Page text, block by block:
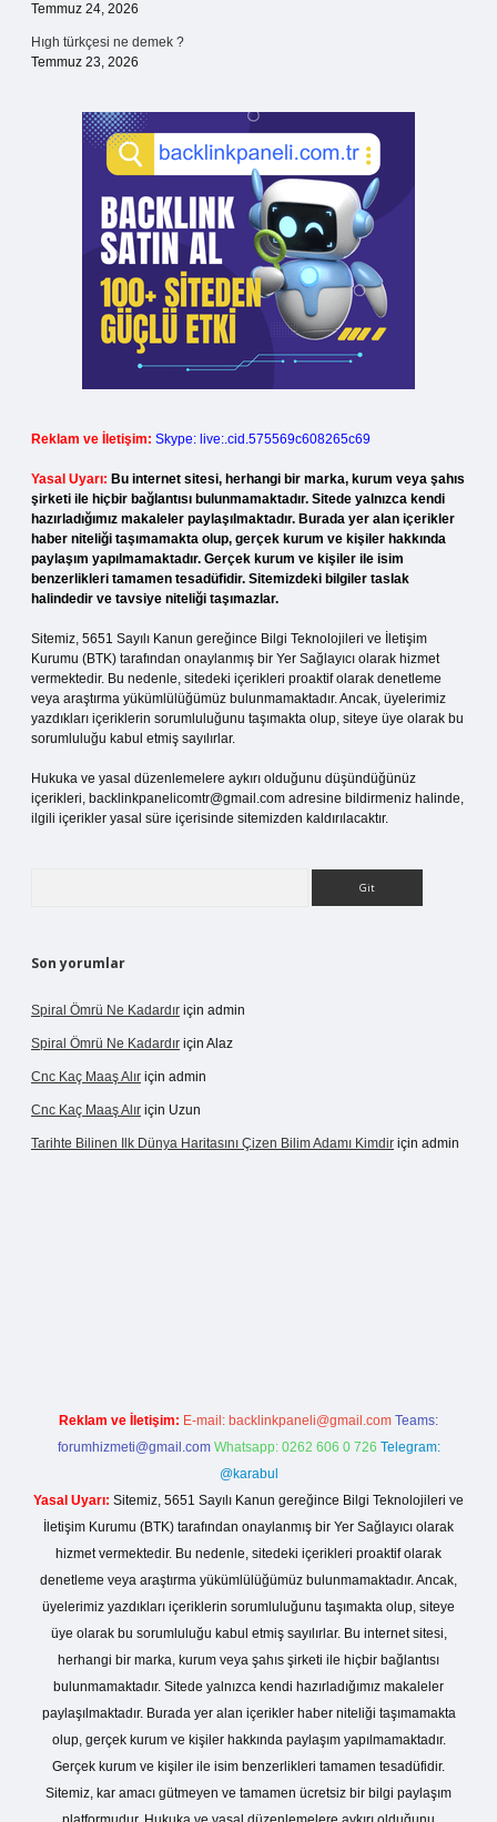
Temmuz 24, 2026
Hıgh türkçesi ne demek ?
Temmuz 23, 2026
Reklam ve İletişim: Skype: live:.cid.575569c608265c69
Yasal Uyarı: Bu internet sitesi, herhangi bir marka, kurum veya şahıs
şirketi ile hiçbir bağlantısı bulunmamaktadır. Sitede yalnızca kendi
hazırladığımız makaleler paylaşılmaktadır. Burada yer alan içerikler
haber niteliği taşımamakta olup, gerçek kurum ve kişiler hakkında
paylaşım yapılmamaktadır. Gerçek kurum ve kişiler ile isim
benzerlikleri tamamen tesadüfidir. Sitemizdeki bilgiler taslak
halindedir ve tavsiye niteliği taşımazlar.
Sitemiz, 5651 Sayılı Kanun gereğince Bilgi Teknolojileri ve İletişim
Kurumu (BTK) tarafından onaylanmış bir Yer Sağlayıcı olarak hizmet
vermektedir. Bu nedenle, sitedeki içerikleri proaktif olarak denetleme
veya araştırma yükümlülüğümüz bulunmamaktadır. Ancak, üyelerimiz
yazdıkları içeriklerin sorumluluğunu taşımakta olup, siteye üye olarak bu
sorumluluğu kabul etmiş sayılırlar.
Hukuka ve yasal düzenlemelere aykırı olduğunu düşündüğünüz
içerikleri, backlinkpanelicomtr@gmail.com adresine bildirmeniz halinde,
ilgili içerikler yasal süre içerisinde sitemizden kaldırılacaktır.
Son yorumlar
Spiral Ömrü Ne Kadardır için admin
Spiral Ömrü Ne Kadardır için Alaz
Cnc Kaç Maaş Alır için admin
Cnc Kaç Maaş Alır için Uzun
Tarihte Bilinen Ilk Dünya Haritasını Çizen Bilim Adamı Kimdir için admin
Reklam ve İletişim: E-mail: backlinkpaneli@gmail.com Teams:
forumhizmeti@gmail.com Whatsapp: 0262 606 0 726 Telegram:
@karabul
Yasal Uyarı: Sitemiz, 5651 Sayılı Kanun gereğince Bilgi Teknolojileri ve
İletişim Kurumu (BTK) tarafından onaylanmış bir Yer Sağlayıcı olarak
hizmet vermektedir. Bu nedenle, sitedeki içerikleri proaktif olarak
denetleme veya araştırma yükümlülüğümüz bulunmamaktadır. Ancak,
üyelerimiz yazdıkları içeriklerin sorumluluğunu taşımakta olup, siteye
üye olarak bu sorumluluğu kabul etmiş sayılırlar. Bu internet sitesi,
herhangi bir marka, kurum veya şahıs şirketi ile hiçbir bağlantısı
bulunmamaktadır. Sitede yalnızca kendi hazırladığımız makaleler
paylaşılmaktadır. Burada yer alan içerikler haber niteliği taşımamakta
olup, gerçek kurum ve kişiler hakkında paylaşım yapılmamaktadır.
Gerçek kurum ve kişiler ile isim benzerlikleri tamamen tesadüfidir.
Sitemiz, kar amacı gütmeyen ve tamamen ücretsiz bir bilgi paylaşım